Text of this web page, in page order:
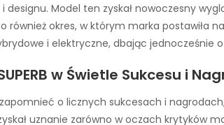
designu. Model ten zyskał nowoczesny
również okres, w którym marka postawiła
i elektryczne, dbając jednocześnie
w Świetle Sukcesu i
o licznych sukcesach i nagrodach,
uznanie zarówno w oczach krytyków